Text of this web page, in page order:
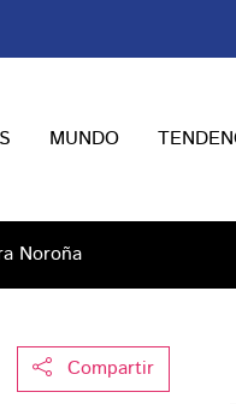
MUNDO
Noroña
Compartir